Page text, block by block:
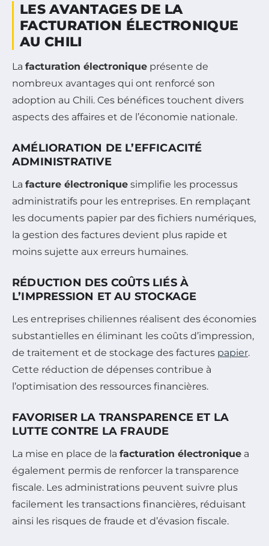
LES AVANTAGES DE LA
FACTURATION ÉLECTRONIQUE
AU CHILI
La facturation électronique présente de
nombreux avantages qui ont renforcé son
adoption au Chili. Ces bénéfices touchent divers
aspects des affaires et de l’économie nationale.
AMÉLIORATION DE L’EFFICACITÉ
ADMINISTRATIVE
La facture électronique simplifie les processus
administratifs pour les entreprises. En remplaçant
les documents papier par des fichiers numériques,
la gestion des factures devient plus rapide et
moins sujette aux erreurs humaines.
RÉDUCTION DES COÛTS LIÉS À
L’IMPRESSION ET AU STOCKAGE
Les entreprises chiliennes réalisent des économies
substantielles en éliminant les coûts d’impression,
de traitement et de stockage des factures papier.
Cette réduction de dépenses contribue à
l’optimisation des ressources financières.
FAVORISER LA TRANSPARENCE ET LA
LUTTE CONTRE LA FRAUDE
La mise en place de la facturation électronique a
également permis de renforcer la transparence
fiscale. Les administrations peuvent suivre plus
facilement les transactions financières, réduisant
ainsi les risques de fraude et d’évasion fiscale.